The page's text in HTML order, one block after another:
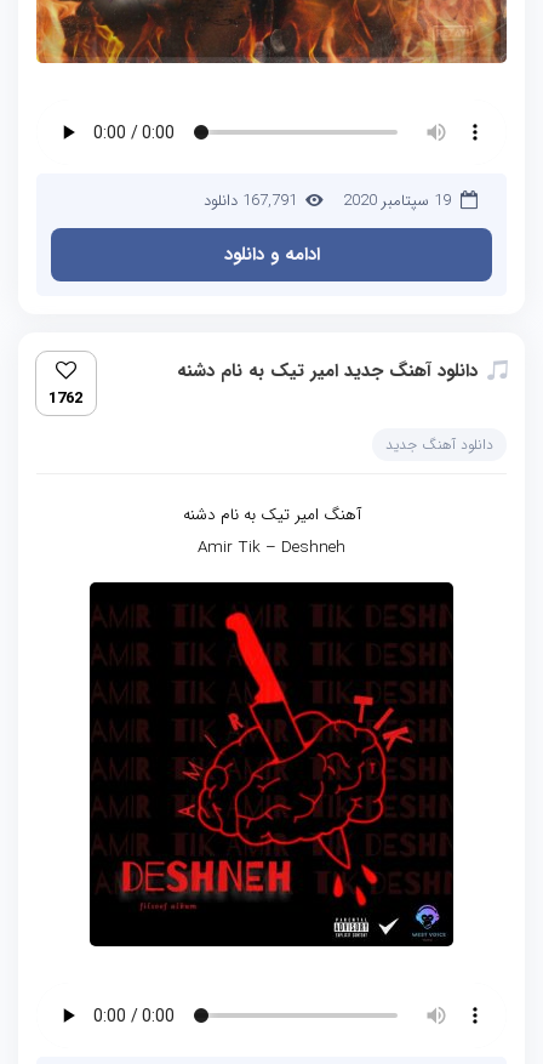
19 سپتامبر 2020 167,791 دانلود
ادامه و دانلود
دانلود آهنگ جدید امیر تیک به نام دشنه
1762
دانلود آهنگ جدید
آهنگ امیر تیک به نام دشنه
Amir Tik – Deshneh